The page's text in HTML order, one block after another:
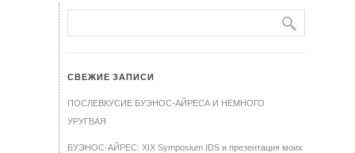
СВЕЖИЕ ЗАПИСИ
ПОСЛЕВКУСИЕ БУЭНОС-АЙРЕСА И НЕМНОГО
УРУГВАЯ
БУЭНОС-АЙРЕС: XIX Symposium IDS и презентация моих